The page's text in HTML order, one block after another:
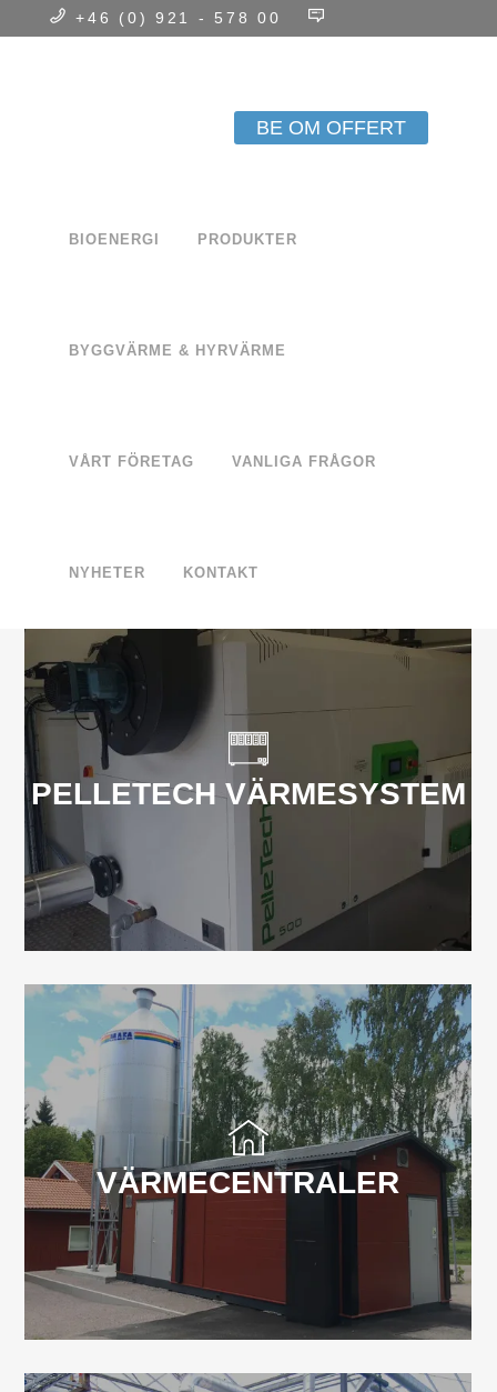
+46 (0) 921 - 578 00
BE OM OFFERT
BIOENERGI PRODUKTER
BYGGVÄRME & HYRVÄRME
VÅRT FÖRETAG VANLIGA FRÅGOR
NYHETER KONTAKT
PELLETECH VÄRMESYSTEM
VÄRMECENTRALER